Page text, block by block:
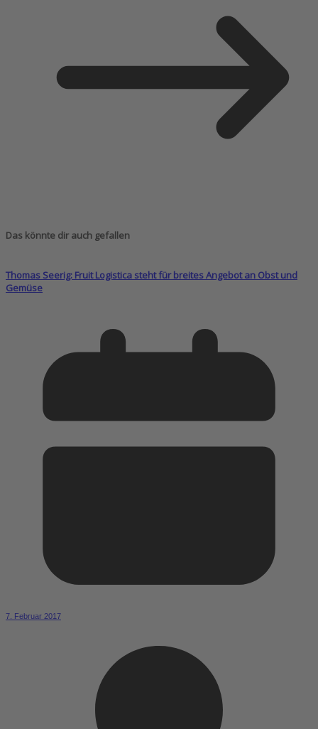
Das könnte dir auch gefallen
Thomas Seerig: Fruit Logistica steht für breites Angebot an Obst und
Gemüse
7. Februar 2017